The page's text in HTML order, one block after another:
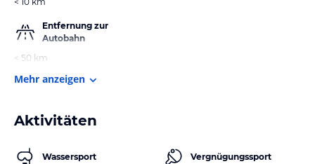
Entfernung zur
Autobahn
< 50 km
Mehr anzeigen
Aktivitäten
Wassersport Vergnügungssport